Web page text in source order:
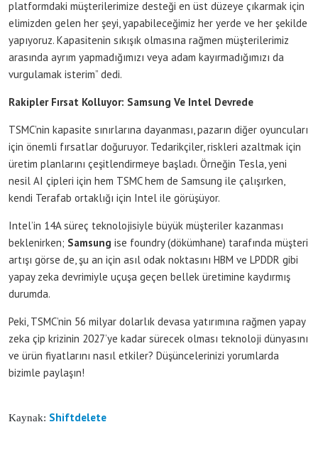
platformdaki müşterilerimize desteği en üst düzeye çıkarmak için
elimizden gelen her şeyi, yapabileceğimiz her yerde ve her şekilde
yapıyoruz. Kapasitenin sıkışık olmasına rağmen müşterilerimiz
arasında ayrım yapmadığımızı veya adam kayırmadığımızı da
vurgulamak isterim” dedi.
Rakipler Fırsat Kolluyor: Samsung Ve Intel Devrede
TSMC’nin kapasite sınırlarına dayanması, pazarın diğer oyuncuları
için önemli fırsatlar doğuruyor. Tedarikçiler, riskleri azaltmak için
üretim planlarını çeşitlendirmeye başladı. Örneğin Tesla, yeni
nesil AI çipleri için hem TSMC hem de Samsung ile çalışırken,
kendi Terafab ortaklığı için Intel ile görüşüyor.
Intel’in 14A süreç teknolojisiyle büyük müşteriler kazanması
beklenirken; Samsung ise foundry (dökümhane) tarafında müşteri
artışı görse de, şu an için asıl odak noktasını HBM ve LPDDR gibi
yapay zeka devrimiyle uçuşa geçen bellek üretimine kaydırmış
durumda.
Peki, TSMC’nin 56 milyar dolarlık devasa yatırımına rağmen yapay
zeka çip krizinin 2027’ye kadar sürecek olması teknoloji dünyasını
ve ürün fiyatlarını nasıl etkiler? Düşüncelerinizi yorumlarda
bizimle paylaşın!
Kaynak: Shiftdelete